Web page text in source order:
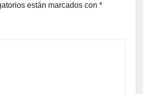
están marcados con *